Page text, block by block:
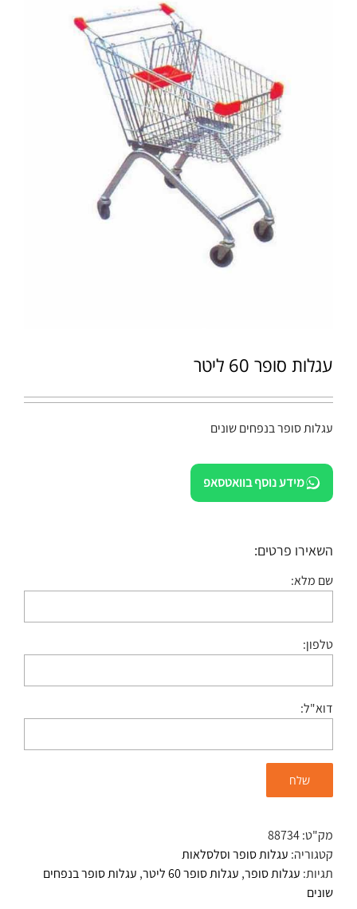
עגלות סופר 60 ליטר
עגלות סופר בנפחים שונים
מידע נוסף בוואטסאפ
השאירו פרטים:
שם מלא:
טלפון:
דוא"ל:
מק"ט:88734
קטגוריה: עגלות סופר וסלסלאות
תגיות: עגלות סופר, עגלות סופר 60 ליטר , עגלות סופר בנפחים
שונים